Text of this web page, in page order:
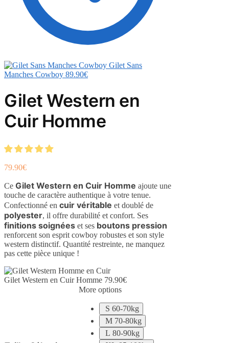
Gilet Sans
Manches Cowboy 89.90€
Gilet Western en
Cuir Homme
79.90€
Ce Gilet Western en Cuir Homme ajoute une
touche de caractère authentique à votre tenue.
Confectionné en cuir véritable et doublé de
polyester, il offre durabilité et confort. Ses
finitions soignées et ses boutons pression
renforcent son esprit cowboy robustes et son style
western distinctif. Quantité restreinte, ne manquez
pas cette pièce unique !
Gilet Western en Cuir Homme 79.90€
More options
S 60-70kg
M 70-80kg
L 80-90kg